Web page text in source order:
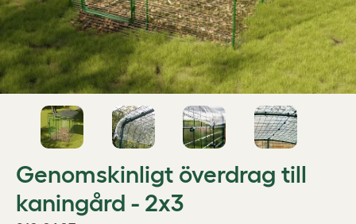
Genomskinligt överdrag till
kaningård - 2x3